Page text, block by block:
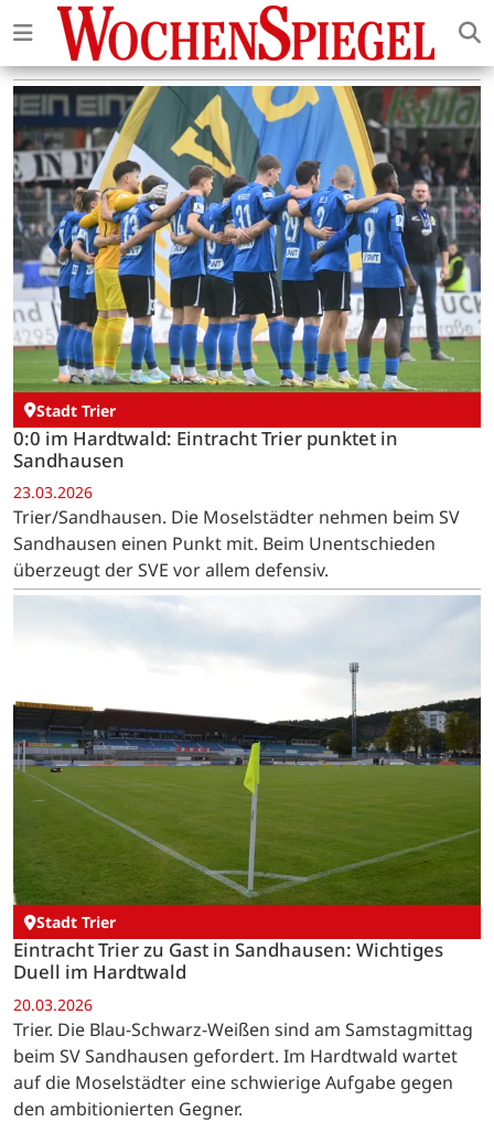
Stadt Trier
0:0 im Hardtwald: Eintracht Trier punktet in
Sandhausen
23.03.2026
Trier/Sandhausen. Die Moselstädter nehmen beim SV
Sandhausen einen Punkt mit. Beim Unentschieden
überzeugt der SVE vor allem defensiv.
Stadt Trier
Eintracht Trier zu Gast in Sandhausen: Wichtiges
Duell im Hardtwald
20.03.2026
Trier. Die Blau-Schwarz-Weißen sind am Samstagmittag
beim SV Sandhausen gefordert. Im Hardtwald wartet
auf die Moselstädter eine schwierige Aufgabe gegen
den ambitionierten Gegner.